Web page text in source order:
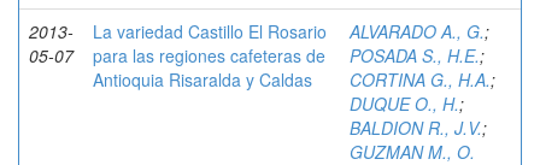
2013-
05-07
La variedad Castillo El Rosario
para las regiones cafeteras de
Antioquia Risaralda y Caldas
ALVARADO A., G.;
POSADA S., H.E.;
CORTINA G., H.A.;
DUQUE O., H.;
BALDION R., J.V.;
GUZMAN M., O.